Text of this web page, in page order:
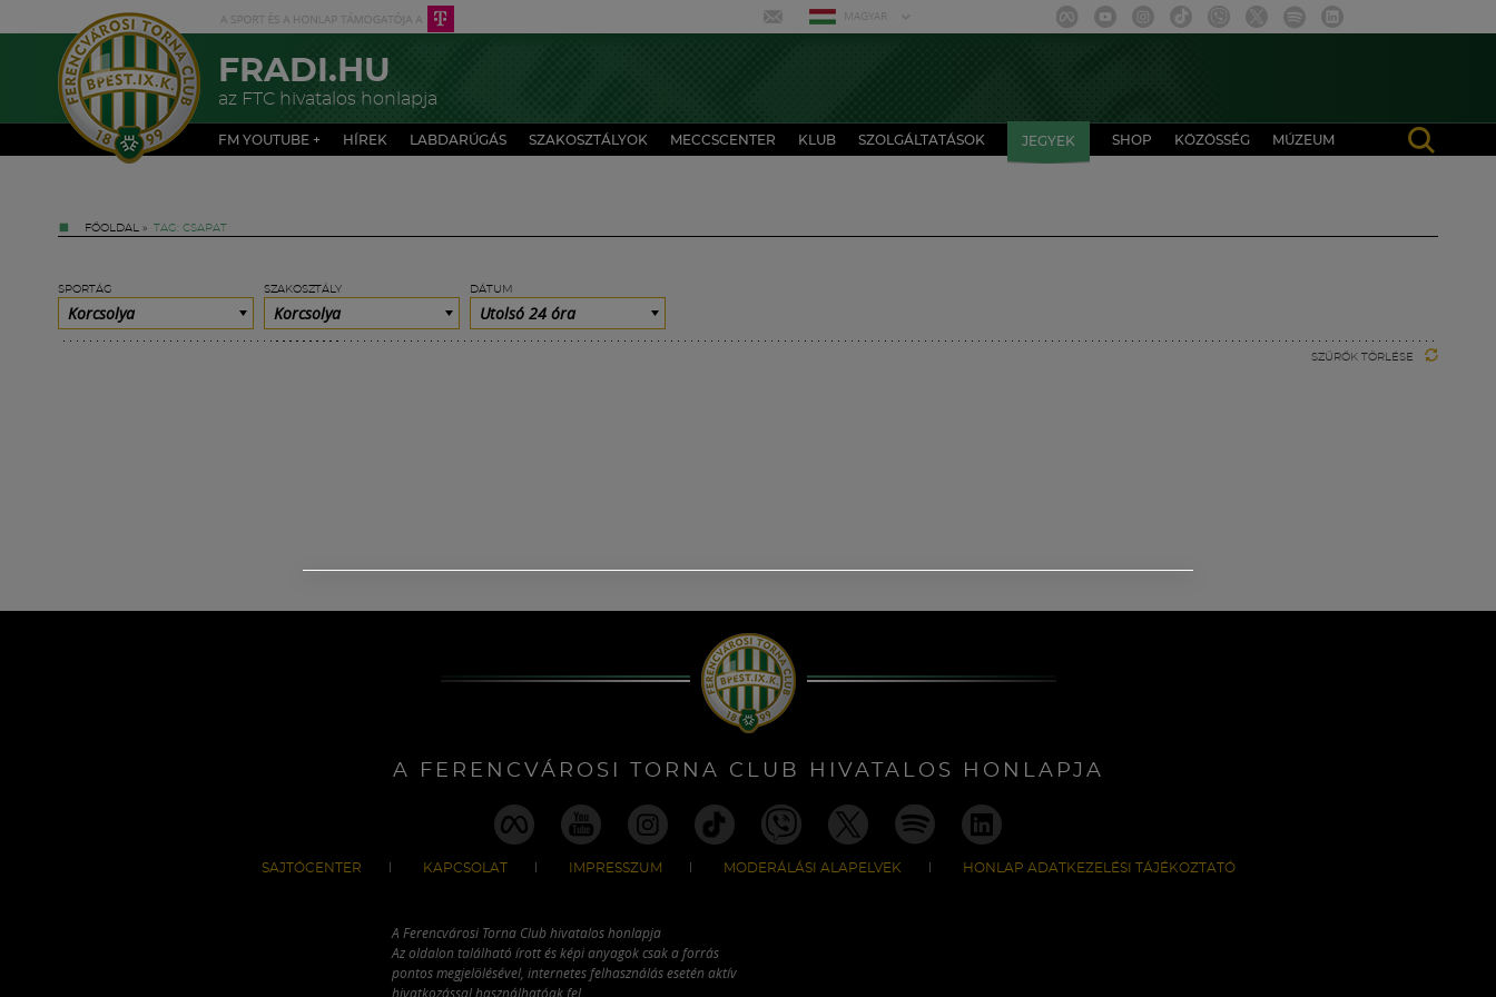
MAGYAR
FRADI.HU
az FTC hivatalos honlapja
FM YOUTUBE + HÍREK LABDARÚGÁS SZAKOSZTÁLYOK MECCSCENTER KLUB SZOLGÁLTATÁSOK JEGYEK SHOP KÖZÖSSÉG MÚZEUM
FŐOLDAL » TAG: CSAPAT
SPORTÁG
Korcsolya
SZAKOSZTÁLY
Korcsolya
DÁTUM
Utolsó 24 óra
SZŰRŐK TÖRLÉSE
A FERENCVÁROSI TORNA CLUB HIVATALOS HONLAPJA
SAJTÓCENTER KAPCSOLAT IMPRESSZUM MODERÁLÁSI ALAPELVEK HONLAP ADATKEZELÉSI TÁJÉKOZTATÓ
A Ferencvárosi Torna Club hivatalos honlapja
Az oldalon található írott és képi anyagok csak a forrás
pontos megjelölésével, internetes felhasználás esetén aktív
hivatkozással használhatóak fel.